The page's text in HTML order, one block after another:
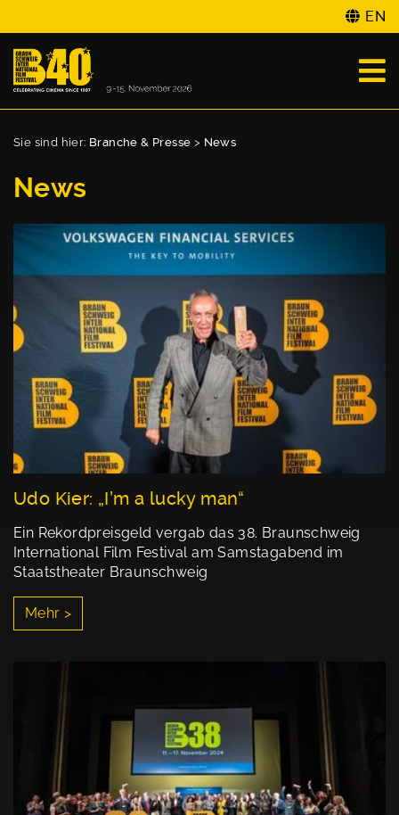
EN
Sie sind hier: Branche & Presse > News
News
Udo Kier: „I’m a lucky man“
Ein Rekordpreisgeld vergab das 38. Braunschweig
International Film Festival am Samstagabend im
Staatstheater Braunschweig
Mehr >